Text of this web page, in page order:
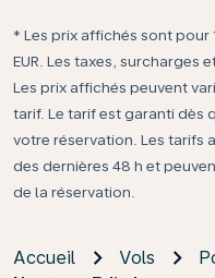
* Les prix affichés sont pour
EUR. Les taxes, surcharges
Les prix affichés peuvent
tarif. Le tarif est garanti dès
votre réservation. Les tarifs
des dernières 48 h et
de la réservation.
Accueil Vols